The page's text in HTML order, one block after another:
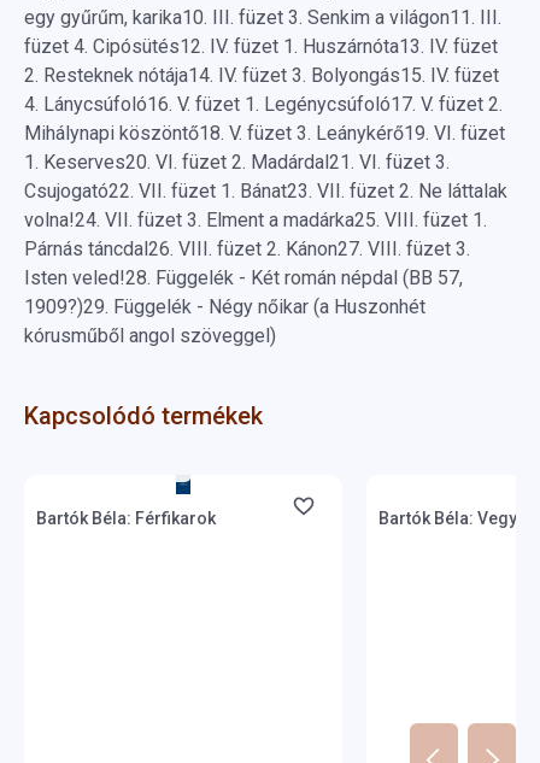
egy gyűrűm, karika10. III. füzet 3. Senkim a világon11. III.
füzet 4. Cipósütés12. IV. füzet 1. Huszárnóta13. IV. füzet
2. Resteknek nótája14. IV. füzet 3. Bolyongás15. IV. füzet
4. Lánycsúfoló16. V. füzet 1. Legénycsúfoló17. V. füzet 2.
Mihálynapi köszöntő18. V. füzet 3. Leánykérő19. VI. füzet
1. Keserves20. VI. füzet 2. Madárdal21. VI. füzet 3.
Csujogató22. VII. füzet 1. Bánat23. VII. füzet 2. Ne láttalak
volna!24. VII. füzet 3. Elment a madárka25. VIII. füzet 1.
Párnás táncdal26. VIII. füzet 2. Kánon27. VIII. füzet 3.
Isten veled!28. Függelék - Két román népdal (BB 57,
1909?)29. Függelék - Négy nőikar (a Huszonhét
kórusműből angol szöveggel)
Kapcsolódó termékek
Bartók Béla: Férfikarok Bartók Béla: